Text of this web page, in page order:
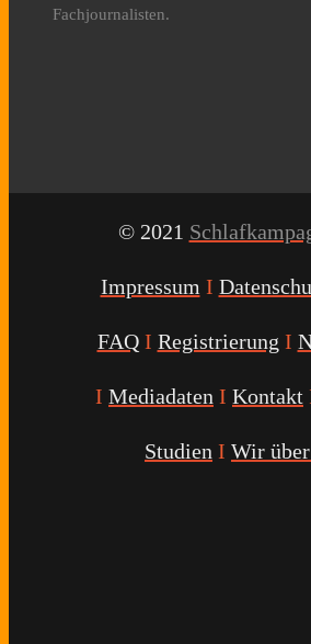
Fachjournalisten.
© 2021
Impressum I
FAQ I Registrierung I
I Mediadaten I Kontakt
Studien I Wir